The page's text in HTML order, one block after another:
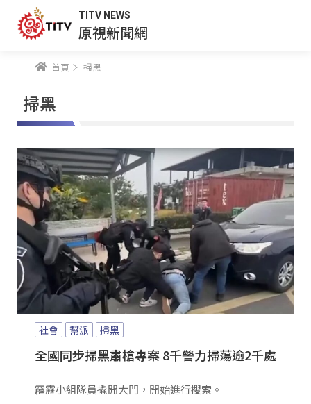
TITV NEWS
原視新聞網
首頁 掃黑
掃黑
社會 幫派 掃黑
全國同步掃黑肅槍專案 8千警力掃蕩逾2千處
霹靂小組隊員撬開大門，開始進行搜索。